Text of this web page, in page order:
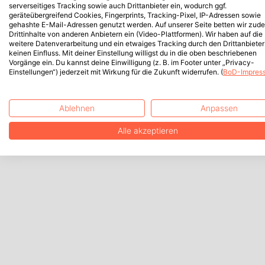
serverseitiges Tracking sowie auch Drittanbieter ein, wodurch ggf.
geräteübergreifend Cookies, Fingerprints, Tracking-Pixel, IP-Adressen sowie
gehashte E-Mail-Adressen genutzt werden. Auf unserer Seite betten wir
Drittinhalte von anderen Anbietern ein (Video-Plattformen). Wir haben auf die
weitere Datenverarbeitung und ein etwaiges Tracking durch den Drittanbieter
keinen Einfluss. Mit deiner Einstellung willigst du in die oben beschriebenen
Vorgänge ein. Du kannst deine Einwilligung (z. B. im Footer unter „Privacy-
Einstellungen“) jederzeit mit Wirkung für die Zukunft widerrufen. (BoD-
Ablehnen Anpassen
Alle akzeptieren